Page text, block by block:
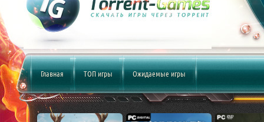
Главная ТОП игры Ожидаемые игры